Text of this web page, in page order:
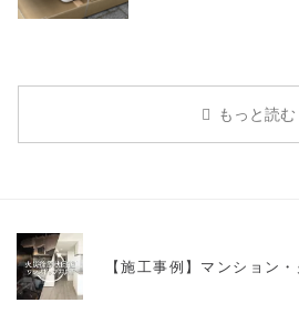
もっと読む
【施工事例】マンション